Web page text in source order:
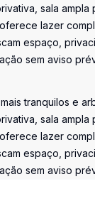
sala
lazer
espaço,
sem aviso
tranquilos e
sala
lazer
espaço,
sem aviso